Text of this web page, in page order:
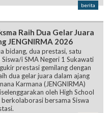
berita
Raih Dua Gelar Juara
JENGNIRMA 2026
bidang, dua prestasi, satu
i SMA Negeri 1 Sukawati
prestasi gemilang dengan
dua gelar juara dalam ajang
Karmana (JENGNIRMA)
oleh High School
bersama Siswa